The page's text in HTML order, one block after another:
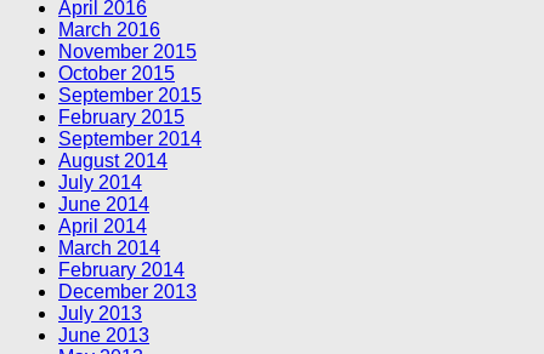
April 2016
March 2016
November 2015
October 2015
September 2015
February 2015
September 2014
August 2014
July 2014
June 2014
April 2014
March 2014
February 2014
December 2013
July 2013
June 2013